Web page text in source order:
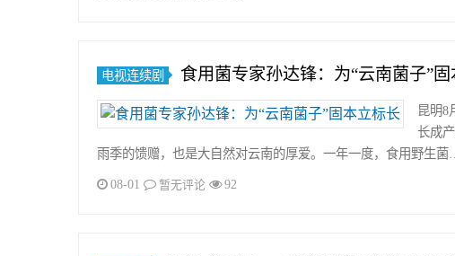
电视连续剧 食用菌专家孙达锋：为“云南菌子”
昆明8
长成
雨季的馈赠，也是大自然对云南的厚爱。一年一度，食用野生菌
08-01 暂无评论 92